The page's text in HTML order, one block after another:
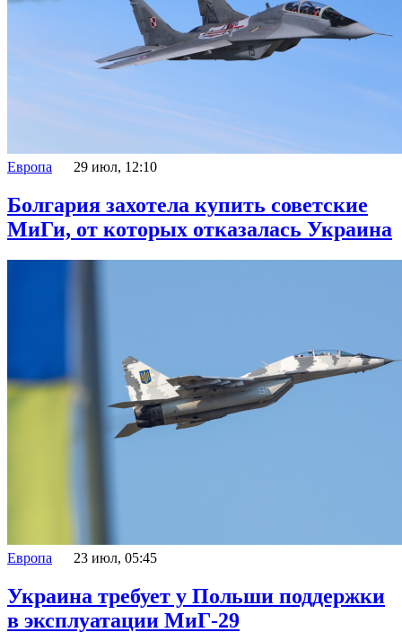
Европа 29 июл, 12:10
Болгария захотела купить советские
МиГи, от которых отказалась Украина
Европа 23 июл, 05:45
Украина требует у Польши поддержки
в эксплуатации МиГ-29